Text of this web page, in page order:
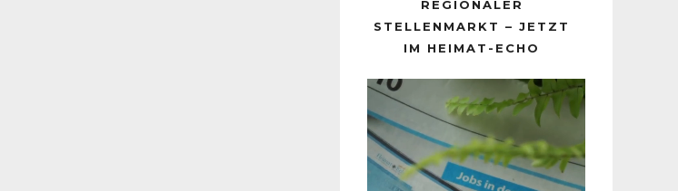
REGIONALER
STELLENMARKT – JETZT
IM HEIMAT-ECHO
Player